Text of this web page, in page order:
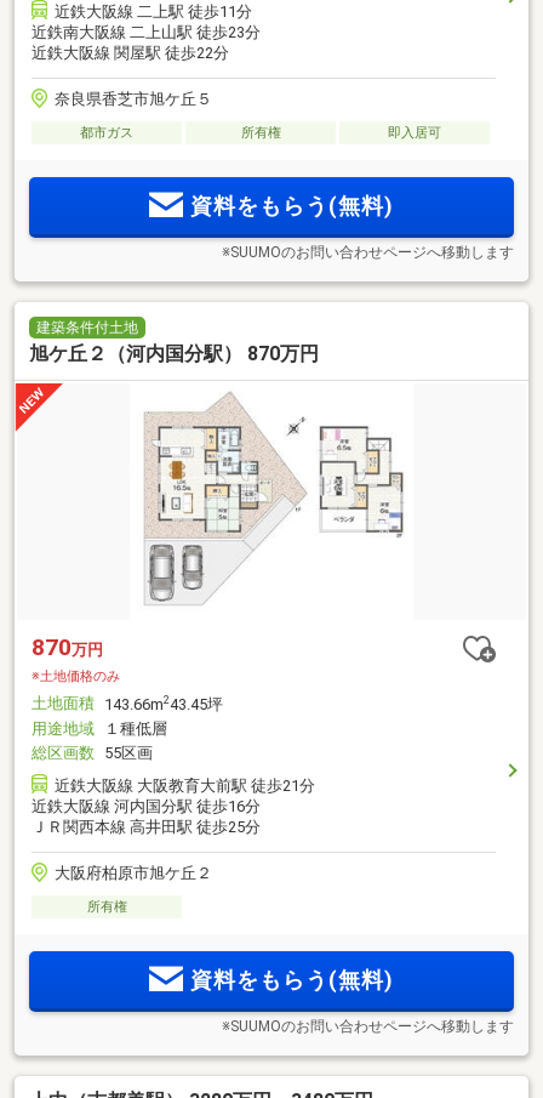
近鉄大阪線 二上駅 徒歩11分
近鉄南大阪線 二上山駅 徒歩23分
近鉄大阪線 関屋駅 徒歩22分
奈良県香芝市旭ケ丘５
都市ガス 所有権 即入居可
資料をもらう(無料)
※SUUMOのお問い合わせページへ移動します
建築条件付土地
旭ケ丘２（河内国分駅） 870万円
870万円
※土地価格のみ
土地面積 143.66m243.45坪
用途地域
１種低層
総区画数 55区画
近鉄大阪線 大阪教育大前駅 徒歩21分
近鉄大阪線 河内国分駅 徒歩16分
ＪＲ関西本線 高井田駅 徒歩25分
大阪府柏原市旭ケ丘２
所有権
資料をもらう(無料)
※SUUMOのお問い合わせページへ移動します